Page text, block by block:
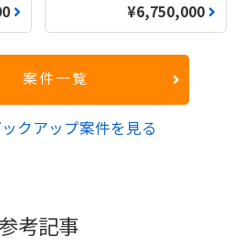
¥6,750,000
案件一覧
クアップ案件を見る
考記事